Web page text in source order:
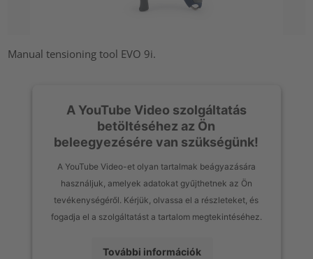
Manual tensioning tool EVO 9i.
A YouTube Video szolgáltatás
betöltéséhez az Ön
beleegyezésére van szükségünk!
A YouTube Video-et olyan tartalmak beágyazására
használjuk, amelyek adatokat gyűjthetnek az Ön
tevékenységéről. Kérjük, olvassa el a részleteket, és
fogadja el a szolgáltatást a tartalom megtekintéséhez.
További információk